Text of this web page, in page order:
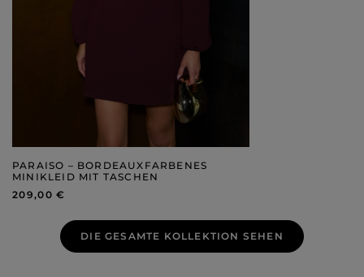
PARAISO – BORDEAUXFARBENES
MINIKLEID MIT TASCHEN
209,00 €
DIE GESAMTE KOLLEKTION SEHEN